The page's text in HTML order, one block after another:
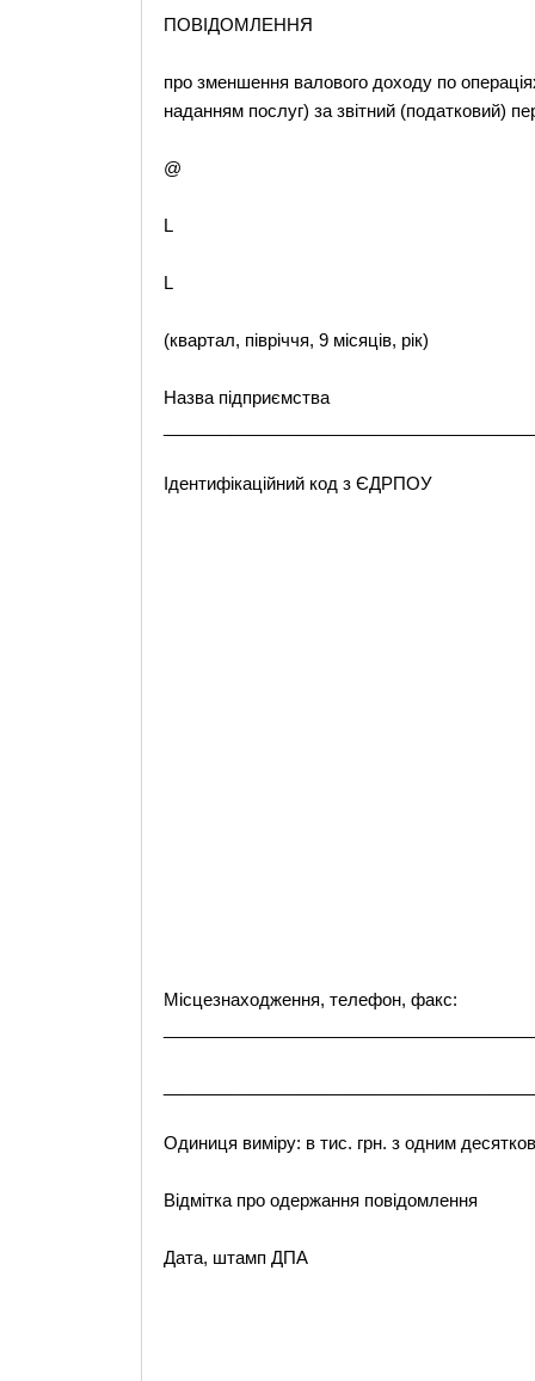
ПОВІДОМЛЕННЯ
про зменшення валового доходу по
наданням послуг) за звітний (податковий)
@
L
L
(квартал, півріччя, 9 місяців, рік)
Назва підприємства
Ідентифікаційний код з ЄДРПОУ
Місцезнаходження, телефон, факс:
Одиниця виміру: в тис. грн. з одним
Відмітка про одержання повідомлення
Дата, штамп ДПА